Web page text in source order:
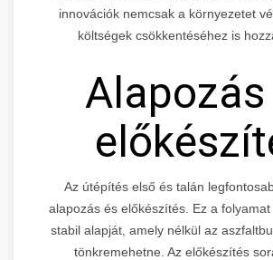
innovációk nemcsak a környezetet
költségek csökkentéséhez is
Alapozás
Az útépítés első és talán
alapozás és előkészítés. Ez a
stabil alapját, amely nélkül az
tönkremehetne. Az előkészítés